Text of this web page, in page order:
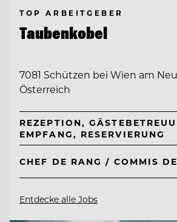
TOP ARBEITGEBER
Taubenkobel
7081 Schützen bei Wien am
Österreich
REZEPTION,
EMPFANG, RESERVIERUNG
CHEF DE RANG / COMMIS
Entdecke alle Jobs